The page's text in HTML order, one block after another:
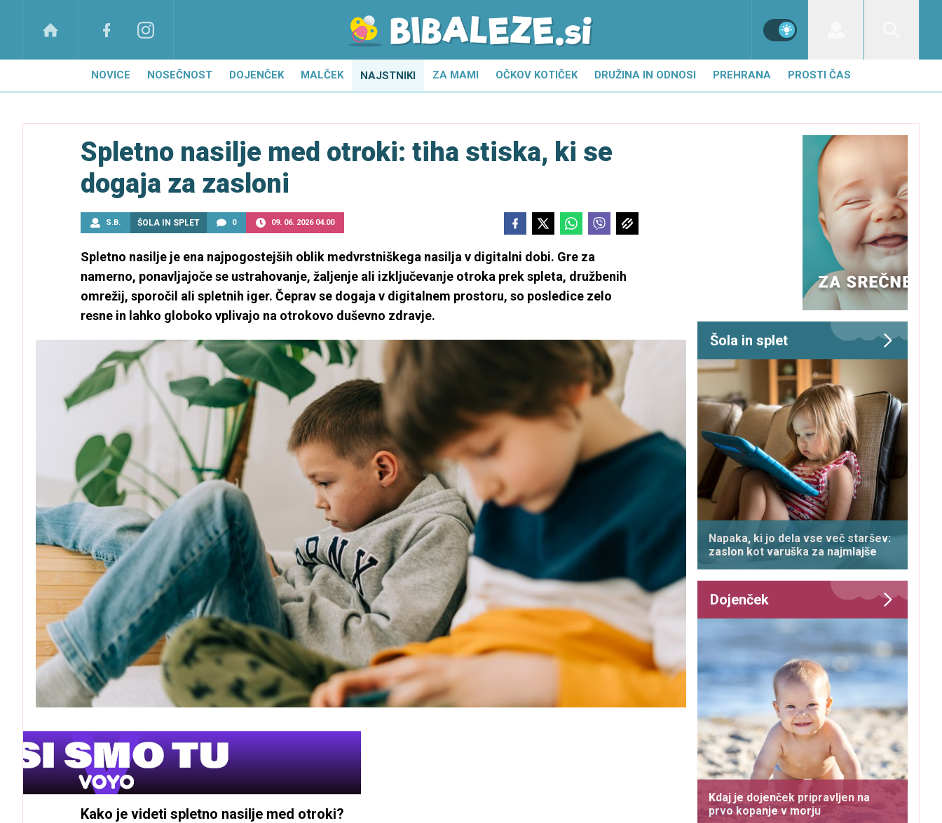
NOVICE NOSEČNOST DOJENČEK MALČEK NAJSTNIKI ZA MAMI OČKOV KOTIČEK DRUŽINA IN ODNOSI PREHRANA PROSTI ČAS
Spletno nasilje med otroki: tiha stiska, ki se
dogaja za zasloni
S.B. ŠOLA IN SPLET 0 09. 06. 2026 04.00
Spletno nasilje je ena najpogostejših oblik medvrstniškega nasilja v digitalni dobi. Gre za
namerno, ponavljajoče se ustrahovanje, žaljenje ali izključevanje otroka prek spleta, družbenih
omrežij, sporočil ali spletnih iger. Čeprav se dogaja v digitalnem prostoru, so posledice zelo
resne in lahko globoko vplivajo na otrokovo duševno zdravje.
Kako je videti spletno nasilje med otroki?
Šola in splet
Napaka, ki jo dela vse več staršev:
zaslon kot varuška za najmlajše
Dojenček
Kdaj je dojenček pripravljen na
prvo kopanje v morju